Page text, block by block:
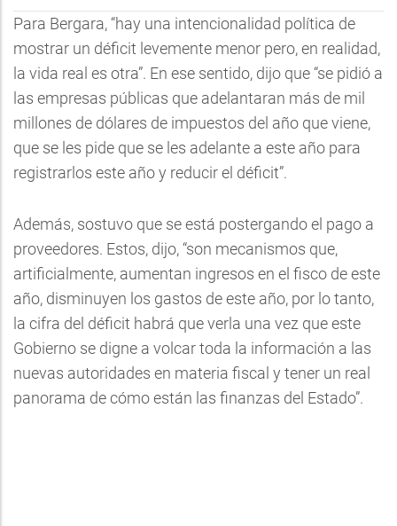
Para Bergara, “hay una intencionalidad política de
mostrar un déficit levemente menor pero, en realidad,
la vida real es otra”. En ese sentido, dijo que “se pidió a
las empresas públicas que adelantaran más de mil
millones de dólares de impuestos del año que viene,
que se les pide que se les adelante a este año para
registrarlos este año y reducir el déficit”.
Además, sostuvo que se está postergando el pago a
proveedores. Estos, dijo, “son mecanismos que,
artificialmente, aumentan ingresos en el fisco de este
año, disminuyen los gastos de este año, por lo tanto,
la cifra del déficit habrá que verla una vez que este
Gobierno se digne a volcar toda la información a las
nuevas autoridades en materia fiscal y tener un real
panorama de cómo están las finanzas del Estado”.